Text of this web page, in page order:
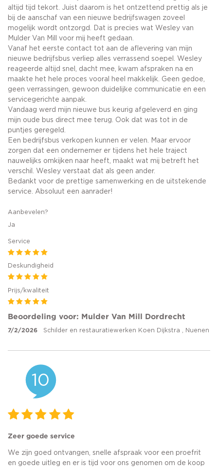
altijd tijd tekort. Juist daarom is het ontzettend prettig als je
bij de aanschaf van een nieuwe bedrijfswagen zoveel
mogelijk wordt ontzorgd. Dat is precies wat Wesley van
Mulder Van Mill voor mij heeft gedaan.
Vanaf het eerste contact tot aan de aflevering van mijn
nieuwe bedrijfsbus verliep alles verrassend soepel. Wesley
reageerde altijd snel, dacht mee, kwam afspraken na en
maakte het hele proces vooral heel makkelijk. Geen gedoe,
geen verrassingen, gewoon duidelijke communicatie en een
servicegerichte aanpak.
Vandaag werd mijn nieuwe bus keurig afgeleverd en ging
mijn oude bus direct mee terug. Ook dat was tot in de
puntjes geregeld.
Een bedrijfsbus verkopen kunnen er velen. Maar ervoor
zorgen dat een ondernemer er tijdens het hele traject
nauwelijks omkijken naar heeft, maakt wat mij betreft het
verschil. Wesley verstaat dat als geen ander.
Bedankt voor de prettige samenwerking en de uitstekende
service. Absoluut een aanrader!
Aanbevelen?
Ja
Service
Deskundigheid
Prijs/kwaliteit
Beoordeling voor: Mulder Van Mill Dordrecht
7/2/2026 Schilder en restauratiewerken Koen Dijkstra , Nuenen
10
Zeer goede service
We zijn goed ontvangen, snelle afspraak voor een proefrit
en goede uitleg en er is tijd voor ons genomen om de koop